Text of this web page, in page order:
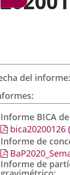
del informe
Informe BICA
bica20200126
Informe de
Informe de